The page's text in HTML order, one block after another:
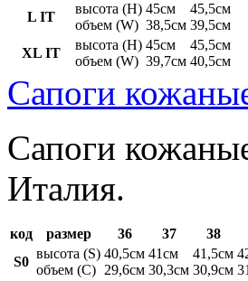
L IT
высота (H)
объем (W)
45см
38,5см
45,5см
39,5см
XL IT
высота (H)
объем (W)
45см
39,7см
45,5см
40,5см
Сапоги
Сапоги
Италия.
код размер 36 37 38
S0
высота (S)
объем (C)
40,5см
29,6см
41см
30,3см
41,5см
30,9см